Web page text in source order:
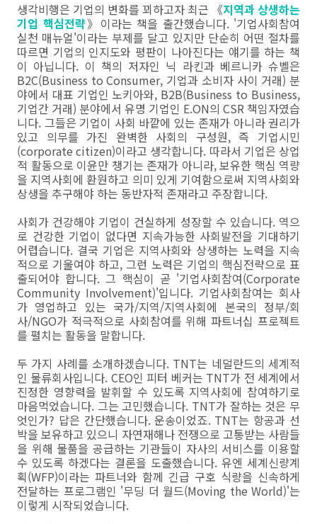
생각비행은 기업의 변화를 꾀하고자 최근 《지역과 상생하는
기업 핵심전략》이라는 책을 출간했습니다. '기업사회참여
실천 매뉴얼'이라는 부제를 달고 있지만 단순히 어떤 절차를
따르면 기업의 인지도와 평판이 나아진다는 얘기를 하는 책
이 아닙니다. 이 책의 저자인 닉 라킨과 베르니카 슈벨은
B2C(Business to Consumer, 기업과 소비자 사이 거래) 분
야에서 대표 기업인 노키아와, B2B(Business to Business,
기업간 거래) 분야에서 유명 기업인 E.ON의 CSR 책임자였습
니다. 그들은 기업이 사회 바깥에 있는 존재가 아니라 권리가
있고 의무를 가진 완벽한 사회의 구성원, 즉 기업시민
(corporate citizen)이라고 생각합니다. 따라서 기업은 상업
적 활동으로 이윤만 챙기는 존재가 아니라, 보유한 핵심 역량
을 지역사회에 환원하고 의미 있게 기여함으로써 지역사회와
상생을 추구해야 하는 동반자적 존재라고 주장합니다.
사회가 건강해야 기업이 건실하게 성장할 수 있습니다. 역으
로 건강한 기업이 없다면 지속가능한 사회발전을 기대하기
어렵습니다. 결국 기업은 지역사회와 상생하는 노력을 지속
적으로 기울여야 하고, 그런 노력은 기업의 핵심전략으로 표
출되어야 합니다. 그 핵심이 곧 '기업사회참여(Corporate
Community Involvement)'입니다. 기업사회참여는 회사
가 영업하고 있는 국가/지역/지역사회에 본국의 정부/회
사/NGO가 적극적으로 사회참여를 위해 파트너십 프로젝트
를 펼치는 활동을 말합니다.
두 가지 사례를 소개하겠습니다. TNT는 네덜란드의 세계적
인 물류회사입니다. CEO인 피터 베커는 TNT가 전 세계에서
진정한 영향력을 발휘할 수 있도록 지역사회에 참여하기로
마음먹었습니다. 그는 고민했습니다. TNT가 잘하는 것은 무
엇인가? 답은 간단했습니다. 운송이었죠. TNT는 항공과 선
박을 보유하고 있으니 자연재해나 전쟁으로 고통받는 사람들
을 위해 물품을 공급하는 기관들이 자사의 서비스를 이용할
수 있도록 하겠다는 결론을 도출했습니다. 유엔 세계신량계
획(WFP)이라는 파트너와 함께 긴급 구호 식량을 신속하게
전달하는 프로그램인 '무딩 더 월드(Moving the World)'는
이렇게 시작되었습니다.